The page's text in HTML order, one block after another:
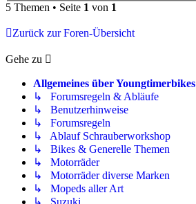
5 Themen • Seite 1 von 1
Zurück zur Foren-Übersicht
Gehe zu
Allgemeines über Youngtimerbikes
↳ Forumsregeln & Abläufe
↳ Benutzerhinweise
↳ Forumsregeln
↳ Ablauf Schrauberworkshop
↳ Bikes & Generelle Themen
↳ Motorräder
↳ Motorräder diverse Marken
↳ Mopeds aller Art
↳ Suzuki